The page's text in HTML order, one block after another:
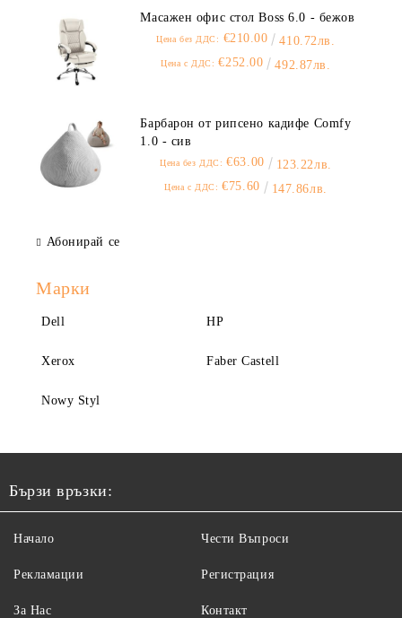
Масажен офис стол Boss 6.0 - бежов
Цена без ДДС: €210.00 410.72лв.
Цена с ДДС: €252.00 492.87лв.
Барбарон от рипсено кадифе Comfy
1.0 - сив
Цена без ДДС: €63.00 123.22лв.
Цена с ДДС: €75.60 147.86лв.
Абонирай се
Марки
Dell HP
Xerox Faber Castell
Nowy Styl
Бързи връзки:
Начало
Рекламации
За Нас
Чести Въпроси
Регистрация
Контакт